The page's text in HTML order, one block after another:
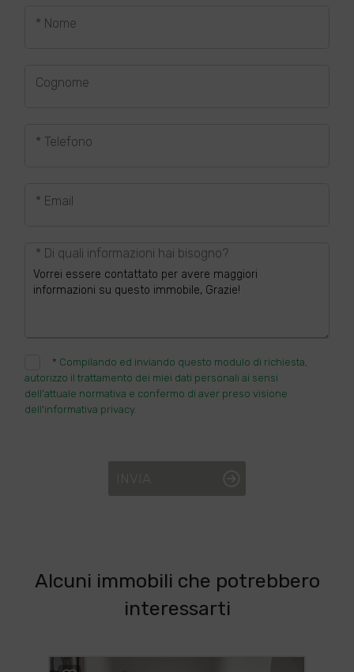
* Nome
Cognome
* Telefono
* Email
* Di quali informazioni hai bisogno?
* Compilando ed inviando questo modulo di richiesta,
autorizzo il trattamento dei miei dati personali ai sensi
dell'attuale normativa e confermo di aver preso visione
dell'informativa privacy.
Alcuni immobili che potrebbero
interessarti